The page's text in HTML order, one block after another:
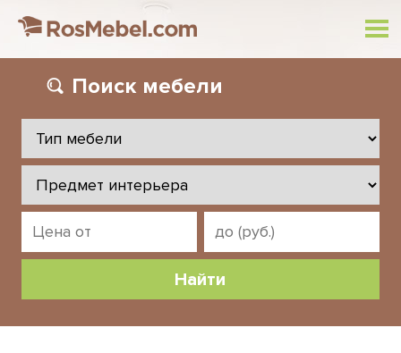
Поиск мебели